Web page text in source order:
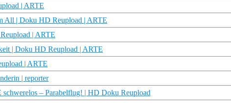
| ARTE
All | Doku HD Reupload | ARTE
| ARTE
| Doku HD Reupload | ARTE
| ARTE
| reporter
– Parabelflug! | HD Doku Reupload